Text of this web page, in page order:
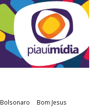
Bolsonaro Bom Jesus